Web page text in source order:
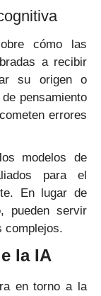
cómo las
a recibir
su origen o
pensamiento
errores
modelos de
para el
En lugar de
pueden servir
complejos.
la IA
en torno a la